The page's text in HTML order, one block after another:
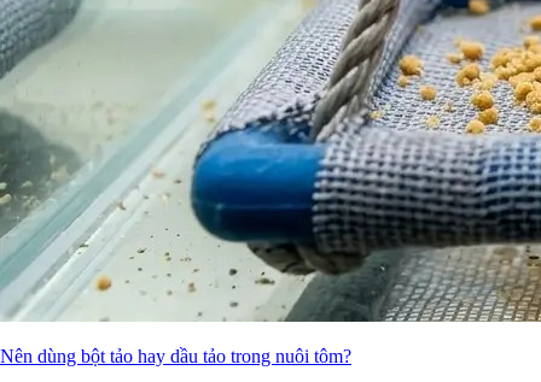
Nên dùng bột tảo hay dầu tảo trong nuôi tôm?